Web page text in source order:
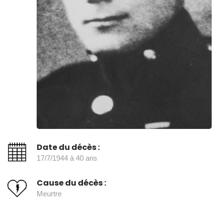
Date du décès :
17/7/1944 à 40 ans
Cause du décès :
Meurtre